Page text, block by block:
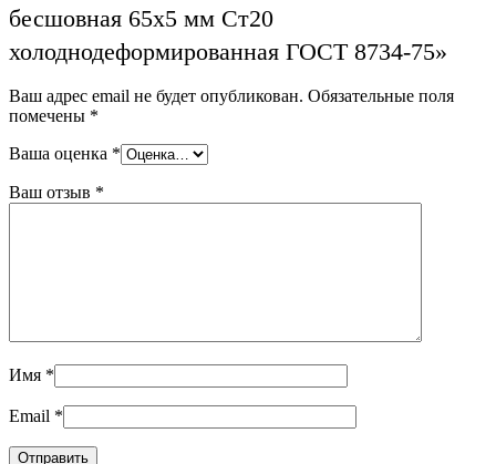
бесшовная 65х5 мм Ст20
холоднодеформированная ГОСТ 8734-75»
Ваш адрес email не будет опубликован. Обязательные поля
помечены *
Ваша оценка *
Ваш отзыв *
Имя *
Email *